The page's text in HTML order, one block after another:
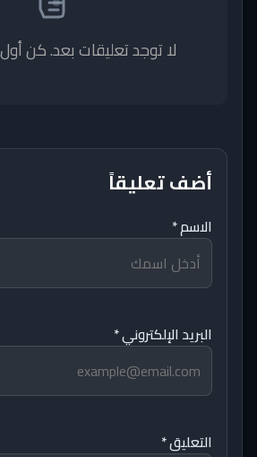
لا توجد تعليقات بعد. كن
أضف تعليقاً
الاسم *
البريد الإلكتروني *
التعليق *